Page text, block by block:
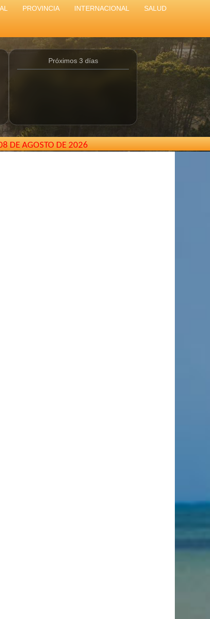
PROVINCIA INTERNACIONAL SALUD
Próximos 3 días
DE AGOSTO DE 2026